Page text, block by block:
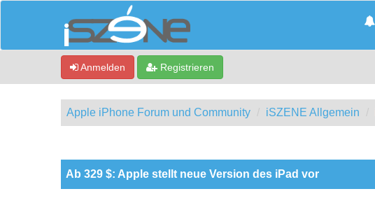
Anmelden Registrieren
Apple iPhone Forum und Community iSZENE Allgemein
Ab 329 $: Apple stellt neue Version des iPad vor